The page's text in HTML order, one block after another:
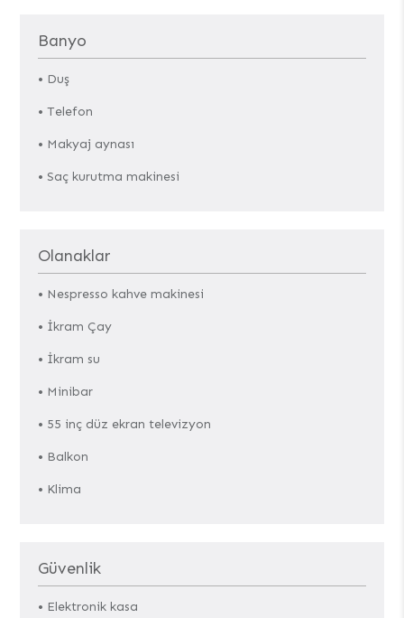
Banyo
• Duş
• Telefon
• Makyaj aynası
• Saç kurutma makinesi
Olanaklar
• Nespresso kahve makinesi
• İkram Çay
• İkram su
• Minibar
• 55 inç düz ekran televizyon
• Balkon
• Klima
Güvenlik
• Elektronik kasa